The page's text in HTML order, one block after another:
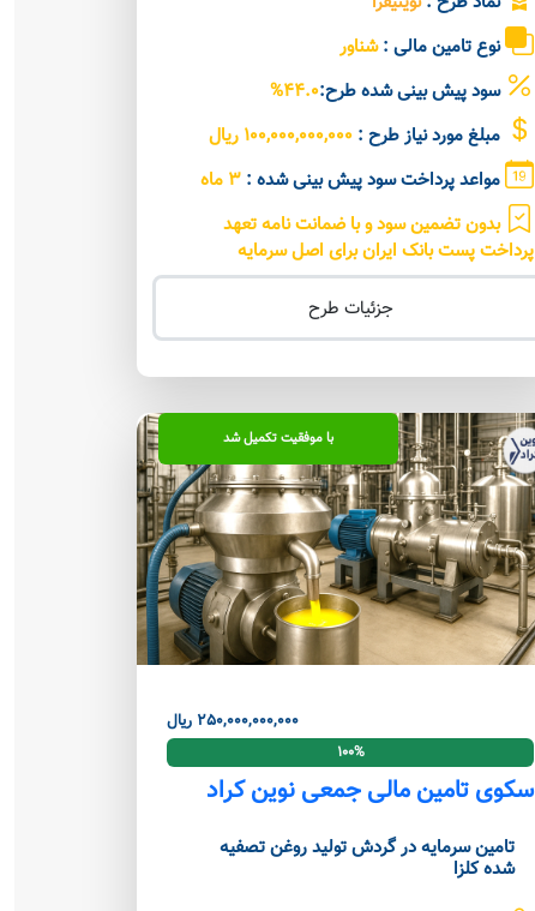
نوع تامین مالی :شناور
سود پیش بینی شده طرح:44.0%
مبلغ مورد نیاز طرح : 100,000,000,000 ریال
مواعد پرداخت سود پیش بینی شده :
بدون تضمین سود و با ضمانت نامه تعهد
پرداخت پست بانک ایران برای اصل سرمایه
جزئیات طرح
با موفقیت تکمیل شد
250,000,000,000 ریال
100%
سکوی تامین مالی جمعی نوین کراد
تامین سرمایه در گردش تولید روغن تصفیه
شده کلزا